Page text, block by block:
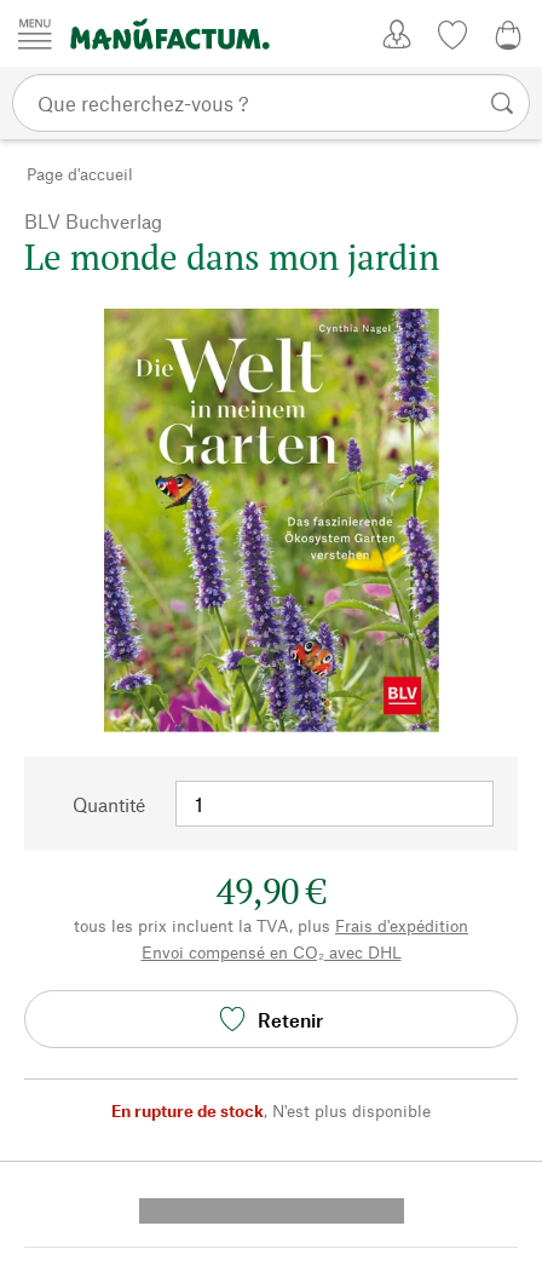
Passer au contenu
Page d'accueil
BLV Buchverlag
Le monde dans mon jardin
Quantité
49,90 €
tous les prix incluent la TVA, plus Frais d'expédition
Envoi compensé en CO₂ avec DHL
Retenir
En rupture de stock, N'est plus disponible